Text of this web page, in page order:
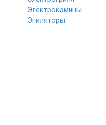
Электрокамины
Эпиляторы